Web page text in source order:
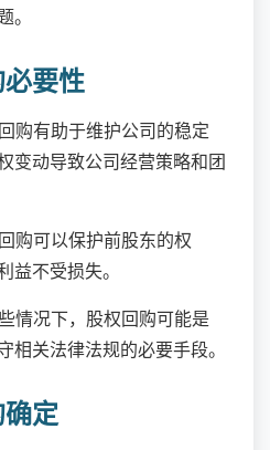
。
要性
购有助于维护公司的稳定
变动导致公司经营策略和团
购可以保护前股东的权
益不受损失。
情况下，股权回购可能是
相关法律法规的必要手段。
定